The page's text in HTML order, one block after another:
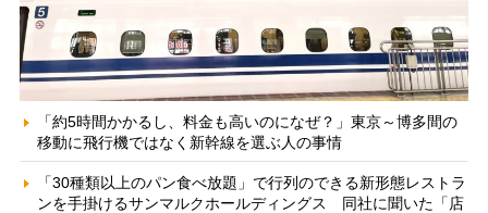
「約5時間かかるし、料金も高いのになぜ？」東京～博多間の
移動に飛行機ではなく新幹線を選ぶ人の事情
「30種類以上のパン食べ放題」で行列のできる新形態レストラ
ンを手掛けるサンマルクホールディングス 同社に聞いた「店